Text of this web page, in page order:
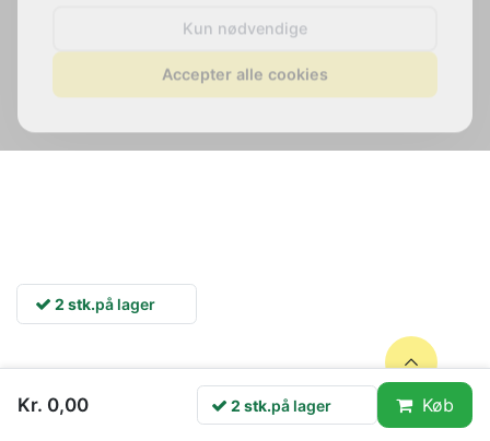
2 stk.på lager
Kr. 0,00 2 stk.på lager Køb
Kun nødvendige
Accepter alle cookies